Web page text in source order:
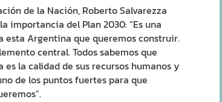
de la Nación, Roberto Salvarezza
importancia del Plan 2030: “Es una
Argentina que queremos construir.
central. Todos sabemos que
la calidad de sus recursos humanos y
de los puntos fuertes para que